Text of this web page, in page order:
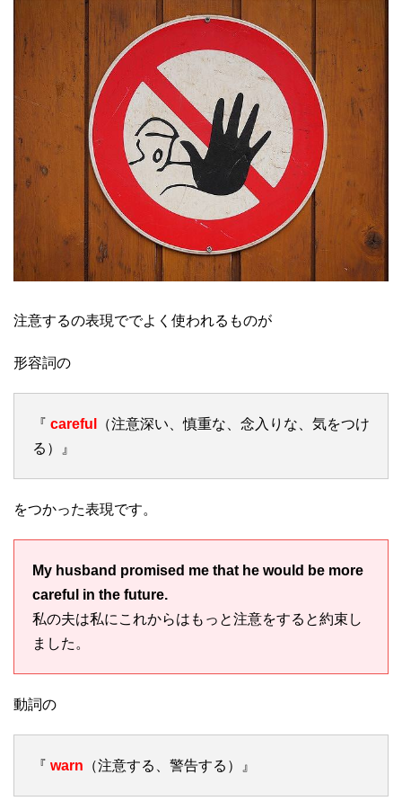
注意するの表現ででよく使われるものが
形容詞の
『 careful
（注意深い、慎重な、念入りな、気をつけ
る）』
をつかった表現です。
My husband promised me that he would be more
careful in the future.
私の夫は私にこれからはもっと注意をすると約束し
ました。
動詞の
『 warn （注意する、警告する）』